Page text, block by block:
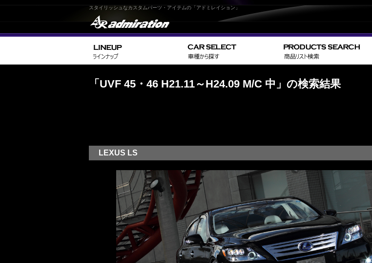
スタイリッシュなカスタムパーツ・アイテムの「アドミレイション」
「UVF 45・46 H21.11～H24.09 M/C 中」の検索結果
LEXUS LS